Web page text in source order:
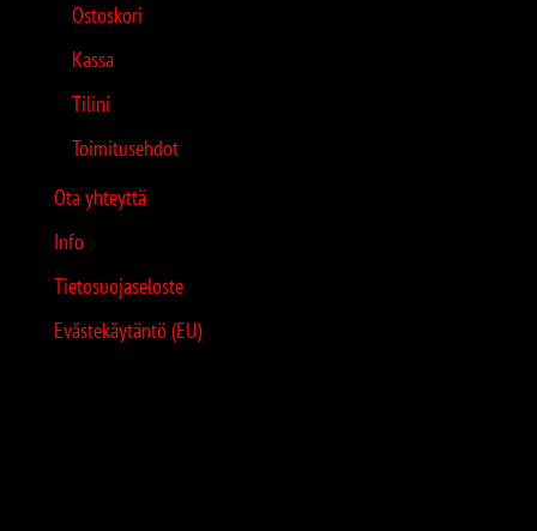
Ostoskori
Kassa
Tilini
Toimitusehdot
Ota yhteyttä
Info
Tietosuojaseloste
Evästekäytäntö (EU)